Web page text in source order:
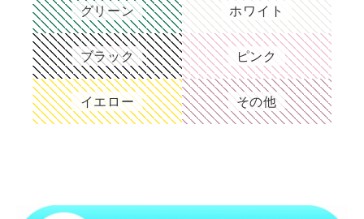
グリーン ホワイト
ブラック ピンク
イエロー その他